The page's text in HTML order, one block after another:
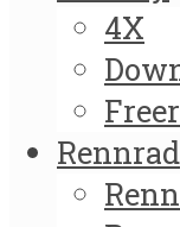
4X
Rennrad